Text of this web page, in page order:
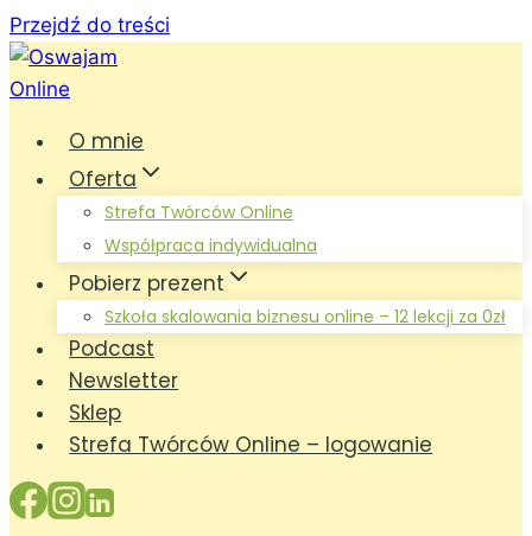
Przejdź do treści
O mnie
Oferta
Strefa Twórców Online
Współpraca indywidualna
Pobierz prezent
Szkoła skalowania biznesu online – 12 lekcji za 0zł
Podcast
Newsletter
Sklep
Strefa Twórców Online – logowanie